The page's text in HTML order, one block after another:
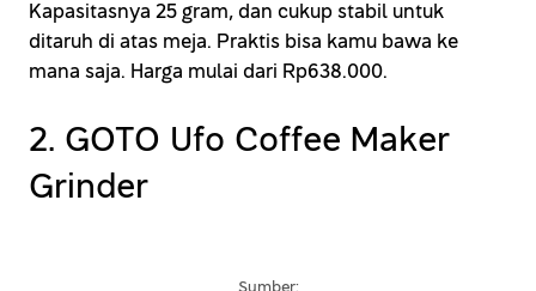
Kapasitasnya 25 gram, dan cukup stabil untuk
ditaruh di atas meja. Praktis bisa kamu bawa ke
mana saja. Harga mulai dari Rp638.000.
2. GOTO Ufo Coffee Maker
Grinder